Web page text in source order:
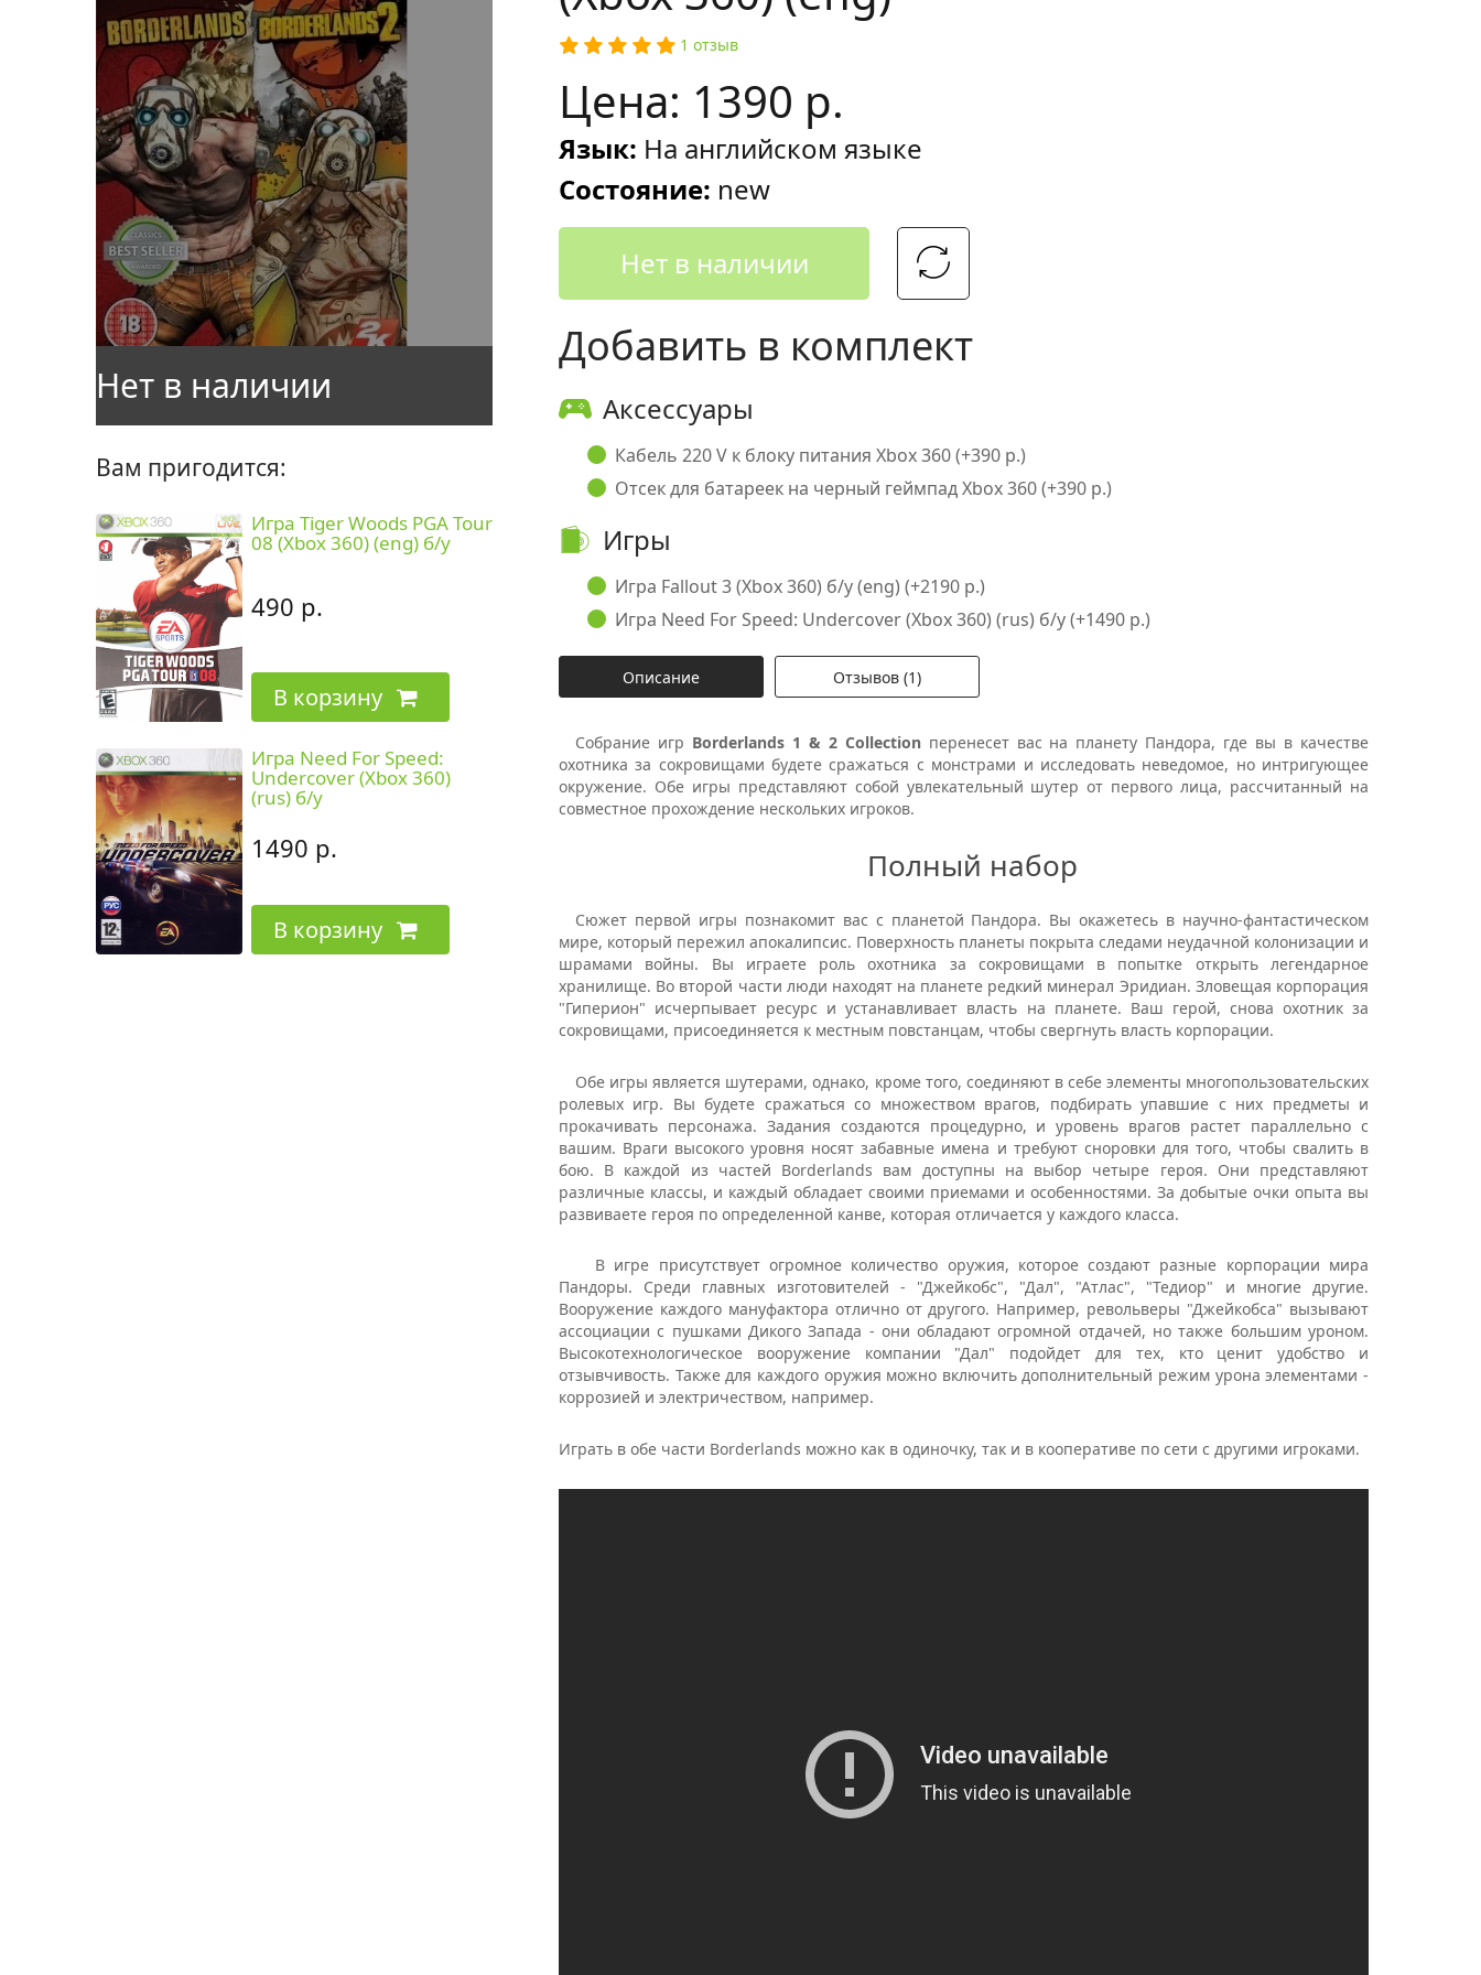
Вам пригодится:
Игра Tiger Woods PGA Tour
08 (Xbox 360) (eng) б/у
490 р.
В корзину
Игра Need For Speed:
Undercover (Xbox 360)
(rus) б/у
1490 р.
В корзину
1 отзыв
Цена: 1390 р.
Язык: На английском языке
Состояние: new
Нет в наличии
Добавить в комплект
Аксессуары
Кабель 220 V к блоку питания Xbox 360 (+390 р.)
Отсек для батареек на черный геймпад Xbox 360 (+390 р.)
Игры
Игра Fallout 3 (Xbox 360) б/у (eng) (+2190 р.)
Игра Need For Speed: Undercover (Xbox 360) (rus) б/у (+1490 р.)
Описание Отзывов (1)
Собрание игр Borderlands 1 & 2 Collection перенесет вас на планету Пандора, где вы в качестве
охотника за сокровищами будете сражаться с монстрами и исследовать неведомое, но интригующее
окружение. Обе игры представляют собой увлекательный шутер от первого лица, рассчитанный на
совместное прохождение нескольких игроков.
Полный набор
Сюжет первой игры познакомит вас с планетой Пандора. Вы окажетесь в научно-фантастическом
мире, который пережил апокалипсис. Поверхность планеты покрыта следами неудачной колонизации и
шрамами войны. Вы играете роль охотника за сокровищами в попытке открыть легендарное
хранилище. Во второй части люди находят на планете редкий минерал Эридиан. Зловещая корпорация
"Гиперион" исчерпывает ресурс и устанавливает власть на планете. Ваш герой, снова охотник за
сокровищами, присоединяется к местным повстанцам, чтобы свергнуть власть корпорации.
Обе игры является шутерами, однако, кроме того, соединяют в себе элементы многопользовательских
ролевых игр. Вы будете сражаться со множеством врагов, подбирать упавшие с них предметы и
прокачивать персонажа. Задания создаются процедурно, и уровень врагов растет параллельно с
вашим. Враги высокого уровня носят забавные имена и требуют сноровки для того, чтобы свалить в
бою. В каждой из частей Borderlands вам доступны на выбор четыре героя. Они представляют
различные классы, и каждый обладает своими приемами и особенностями. За добытые очки опыта вы
развиваете героя по определенной канве, которая отличается у каждого класса.
В игре присутствует огромное количество оружия, которое создают разные корпорации мира
Пандоры. Среди главных изготовителей - "Джейкобс", "Дал", "Атлас", "Тедиор" и многие другие.
Вооружение каждого мануфактора отлично от другого. Например, револьверы "Джейкобса" вызывают
ассоциации с пушками Дикого Запада - они обладают огромной отдачей, но также большим уроном.
Высокотехнологическое вооружение компании "Дал" подойдет для тех, кто ценит удобство и
отзывчивость. Также для каждого оружия можно включить дополнительный режим урона элементами -
коррозией и электричеством, например.
Играть в обе части Borderlands можно как в одиночку, так и в кооперативе по сети с другими игроками.